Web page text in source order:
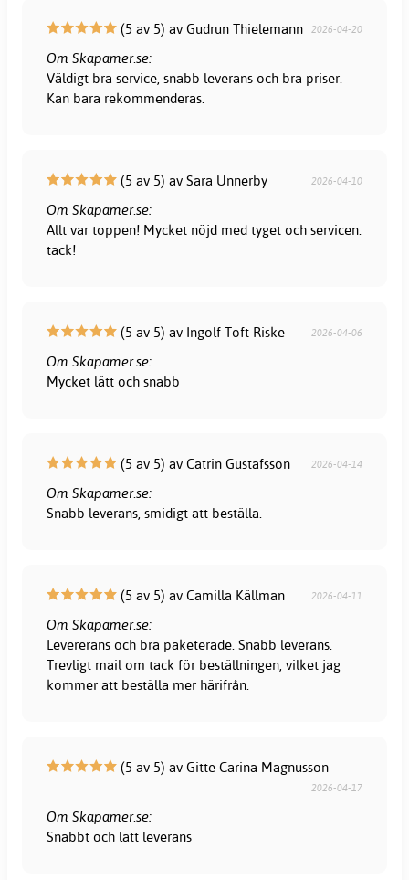
(5 av 5) av Gudrun Thielemann 2026-04-20
Om Skapamer.se:
Väldigt bra service, snabb leverans och bra priser.
Kan bara rekommenderas.
(5 av 5) av Sara Unnerby 2026-04-10
Om Skapamer.se:
Allt var toppen! Mycket nöjd med tyget och servicen.
tack!
(5 av 5) av Ingolf Toft Riske 2026-04-06
Om Skapamer.se:
Mycket lätt och snabb
(5 av 5) av Catrin Gustafsson 2026-04-14
Om Skapamer.se:
Snabb leverans, smidigt att beställa.
(5 av 5) av Camilla Källman 2026-04-11
Om Skapamer.se:
Levererans och bra paketerade. Snabb leverans.
Trevligt mail om tack för beställningen, vilket jag
kommer att beställa mer härifrån.
(5 av 5) av Gitte Carina Magnusson
2026-04-17
Om Skapamer.se:
Snabbt och lätt leverans